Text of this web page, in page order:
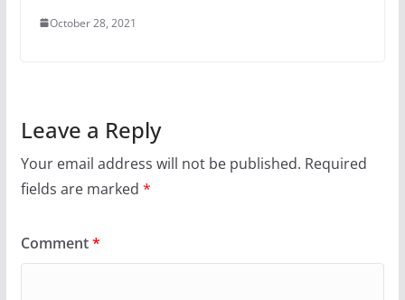
October 28, 2021
Leave a Reply
Your email address will not be published. Required
fields are marked *
Comment*